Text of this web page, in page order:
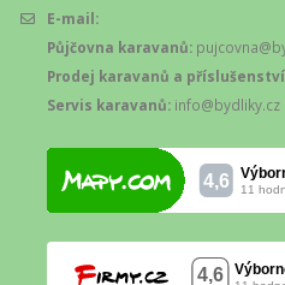
E-mail:
Půjčovna karavanů:
Prodej karavanů a
Servis karavanů: info@bydliky.cz